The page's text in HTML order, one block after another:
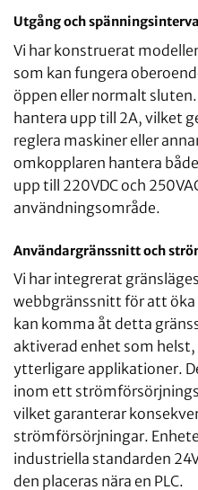
Utgång och
Vi har konstruerat
som kan fungera
öppen eller normalt
hantera upp till 2A, vilket
reglera maskiner eller
omkopplaren hantera
upp till 220VDC och
användningsområde.
Användargränssnitt och
Vi har integrerat
webbgränssnitt för att
kan komma åt detta
aktiverad enhet som
ytterligare applikationer.
inom ett
vilket garanterar
strömförsörjningar.
industriella standarden
den placeras nära en PLC.